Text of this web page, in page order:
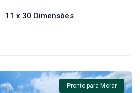
11 x 30 Dimensões
Pronto para Morar